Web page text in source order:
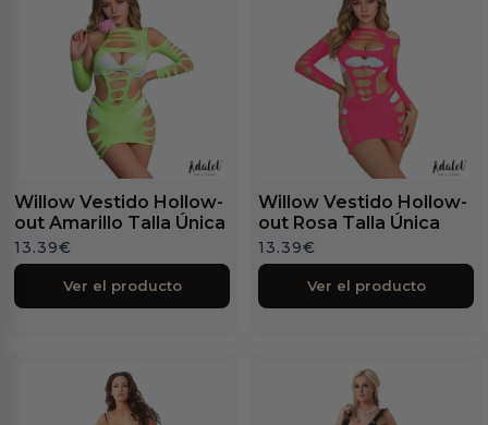
Willow Vestido Hollow-
out Amarillo Talla Única
13.39€
Ver el producto
Willow Vestido Hollow-
out Rosa Talla Única
13.39€
Ver el producto